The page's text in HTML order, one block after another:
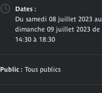
Dates :
Du samedi 08 juillet 2023 au
dimanche 09 juillet 2023 de
14:30 à 18:30
Public : Tous publics